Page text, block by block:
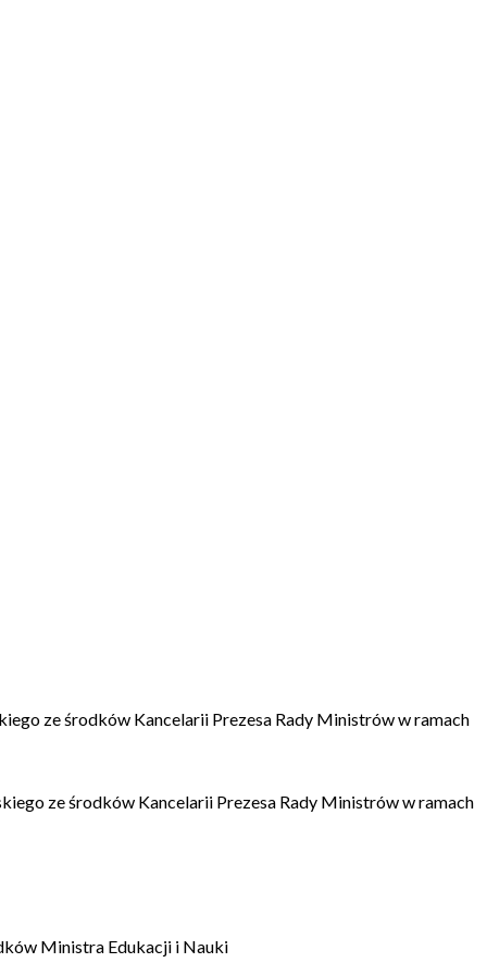
ze środków Kancelarii Prezesa Rady Ministrów w ramach
ze środków Kancelarii Prezesa Rady Ministrów w ramach
Ministra Edukacji i Nauki